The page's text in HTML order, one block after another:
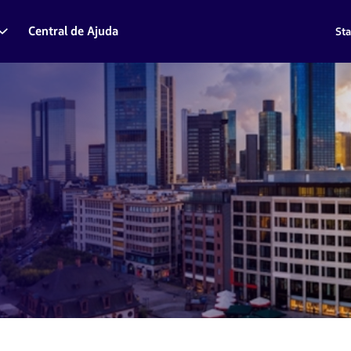
Central de Ajuda